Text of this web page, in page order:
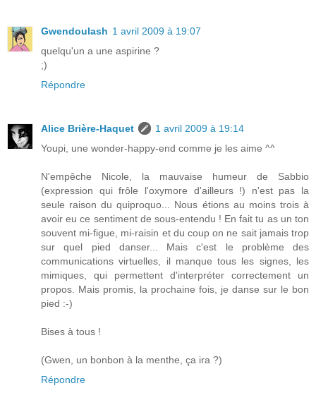
Gwendoulash 1 avril 2009 à 19:07
quelqu'un a une aspirine ?
;)
Répondre
Alice Brière-Haquet
1 avril 2009 à 19:14
Youpi, une wonder-happy-end comme je les aime ^^
N'empêche Nicole, la mauvaise humeur de Sabbio
(expression qui frôle l'oxymore d'ailleurs !) n'est pas la
seule raison du quiproquo... Nous étions au moins trois à
avoir eu ce sentiment de sous-entendu ! En fait tu as un ton
souvent mi-figue, mi-raisin et du coup on ne sait jamais trop
sur quel pied danser... Mais c'est le problème des
communications virtuelles, il manque tous les signes, les
mimiques, qui permettent d'interpréter correctement un
propos. Mais promis, la prochaine fois, je danse sur le bon
pied :-)
Bises à tous !
(Gwen, un bonbon à la menthe, ça ira ?)
Répondre